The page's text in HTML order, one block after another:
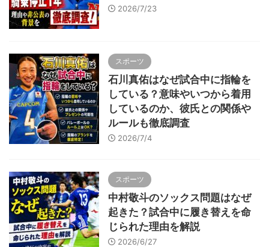
2026/7/23
スポーツ
石川真佑はなぜ試合中に指輪を
している？意味やいつから着用
しているのか、彼氏との関係や
ルールも徹底調査
2026/7/4
スポーツ
中村敬斗のソックス問題はなぜ
起きた？試合中に履き替えを命
じられた理由を解説
2026/6/27